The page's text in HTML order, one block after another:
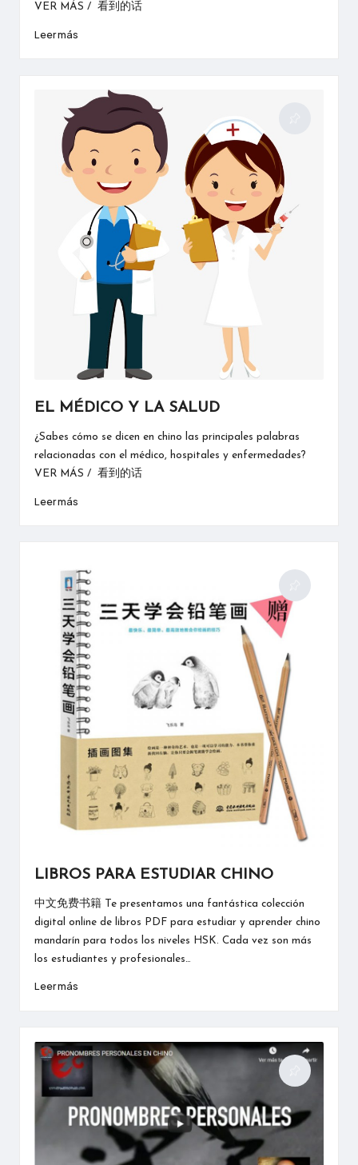
VER MÁS / 看到的话
Leer más
EL MÉDICO Y LA SALUD
¿Sabes cómo se dicen en chino las principales palabras
relacionadas con el médico, hospitales y enfermedades?
VER MÁS / 看到的话
Leer más
LIBROS PARA ESTUDIAR CHINO
中文免费书籍 Te presentamos una fantástica colección
digital online de libros PDF para estudiar y aprender chino
mandarín para todos los niveles HSK. Cada vez son más
los estudiantes y profesionales…
Leer más